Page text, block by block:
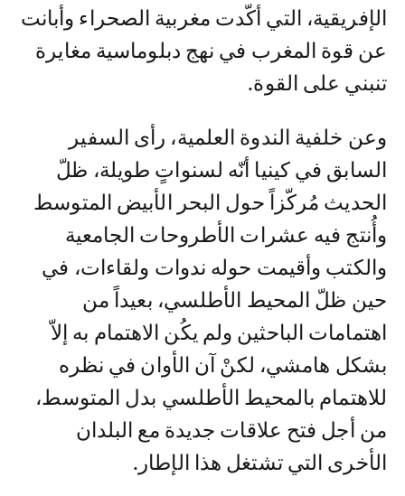
الإفريقية، التي أكّدت مغربية الصحراء وأبانت
عن قوة المغرب في نهج دبلوماسية مغايرة
تنبني على القوة.
وعن خلفية الندوة العلمية، رأى السفير
السابق في كينيا أنّه لسنواتٍ طويلة، ظلّ
الحديث مُركّزاً حول البحر الأبيض المتوسط
وأُنتج فيه عشرات الأطروحات الجامعية
والكتب وأقيمت حوله ندوات ولقاءات، في
حين ظلّ المحيط الأطلسي، بعيداً من
اهتمامات الباحثين ولم يكُن الاهتمام به إلاّ
بشكل هامشي، لكنْ آن الأوان في نظره
للاهتمام بالمحيط الأطلسي بدل المتوسط،
من أجل فتح علاقات جديدة مع البلدان
الأخرى التي تشتغل هذا الإطار.